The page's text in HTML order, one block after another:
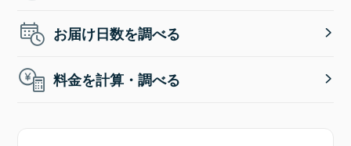
お届け日数を調べる
料金を計算・調べる